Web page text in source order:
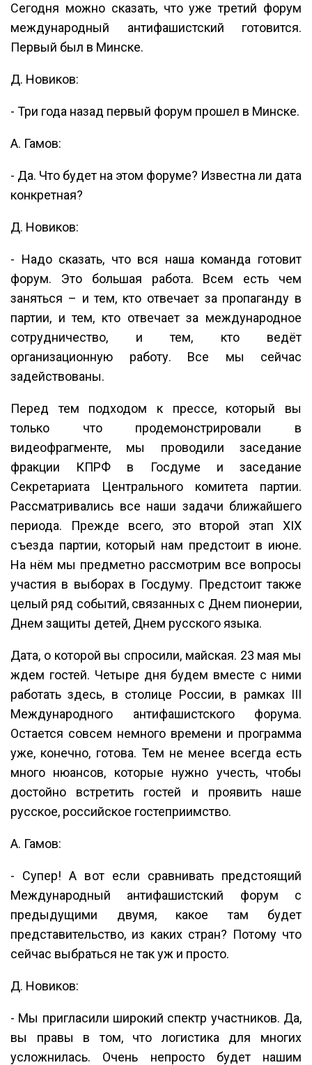
Сегодня можно сказать, что уже третий форум
международный антифашистский готовится.
Первый был в Минске.
Д. Новиков:
- Три года назад первый форум прошел в Минске.
А. Гамов:
- Да. Что будет на этом форуме? Известна ли дата
конкретная?
Д. Новиков:
- Надо сказать, что вся наша команда готовит
форум. Это большая работа. Всем есть чем
заняться – и тем, кто отвечает за пропаганду в
партии, и тем, кто отвечает за международное
сотрудничество, и тем, кто ведёт
организационную работу. Все мы сейчас
задействованы.
Перед тем подходом к прессе, который вы
только что продемонстрировали в
видеофрагменте, мы проводили заседание
фракции КПРФ в Госдуме и заседание
Секретариата Центрального комитета партии.
Рассматривались все наши задачи ближайшего
периода. Прежде всего, это второй этап XIX
съезда партии, который нам предстоит в июне.
На нём мы предметно рассмотрим все вопросы
участия в выборах в Госдуму. Предстоит также
целый ряд событий, связанных с Днем пионерии,
Днем защиты детей, Днем русского языка.
Дата, о которой вы спросили, майская. 23 мая мы
ждем гостей. Четыре дня будем вместе с ними
работать здесь, в столице России, в рамках III
Международного антифашистского форума.
Остается совсем немного времени и программа
уже, конечно, готова. Тем не менее всегда есть
много нюансов, которые нужно учесть, чтобы
достойно встретить гостей и проявить наше
русское, российское гостеприимство.
А. Гамов:
- Супер! А вот если сравнивать предстоящий
Международный антифашистский форум с
предыдущими двумя, какое там будет
представительство, из каких стран? Потому что
сейчас выбраться не так уж и просто.
Д. Новиков:
- Мы пригласили широкий спектр участников. Да,
вы правы в том, что логистика для многих
усложнилась. Очень непросто будет нашим